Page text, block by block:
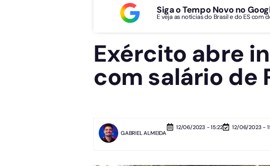
Siga o Tempo Novo no
E veja as notícias do Brasil e do ES com
Exército abre
com salário de
GABRIEL ALMEIDA
12/06/2023 - 15:22 12/06/2023 -